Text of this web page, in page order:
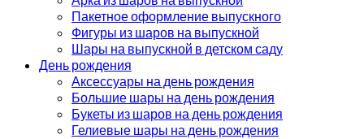
Пакетное оформление выпускного
Фигуры из шаров на выпускной
Шары на выпускной в детском саду
День рождения
Аксессуары на день рождения
Большие шары на день рождения
Букеты из шаров на день рождения
Гелиевые шары на день рождения